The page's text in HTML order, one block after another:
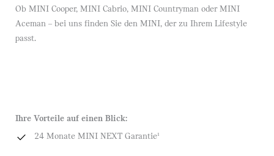
Ob MINI Cooper, MINI Cabrio, MINI Countryman oder MINI
Aceman – bei uns finden Sie den MINI, der zu Ihrem Lifestyle
passt.
Ihre Vorteile auf einen Blick:
24 Monate MINI NEXT Garantie¹